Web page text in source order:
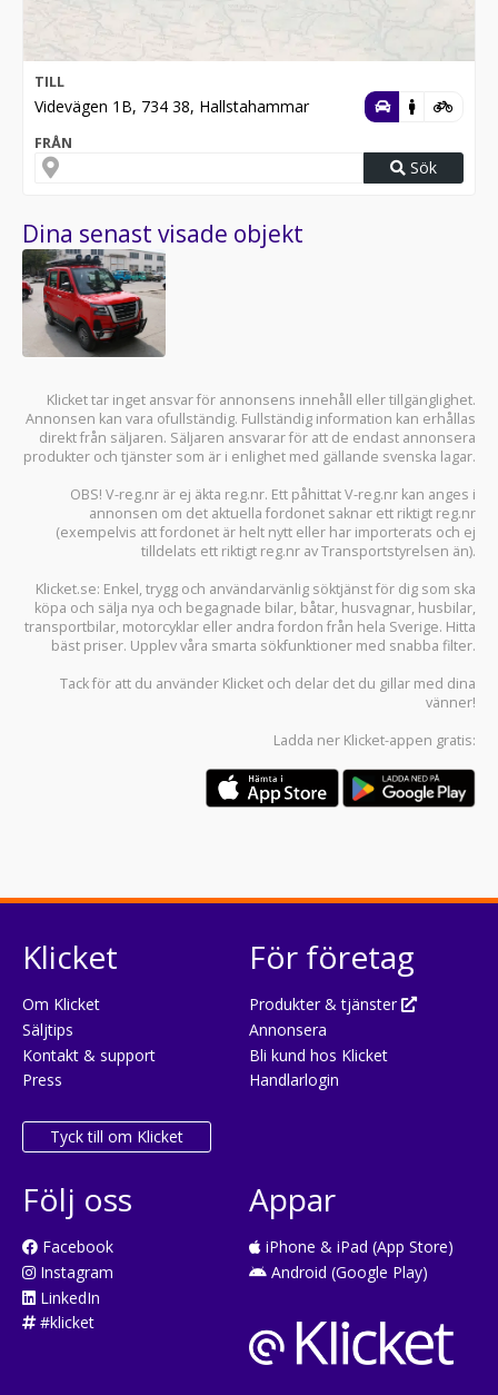
TILL
Videvägen 1B, 734 38, Hallstahammar
FRÅN
Sök
Dina senast visade objekt
Klicket tar inget ansvar för annonsens innehåll eller tillgänglighet.
Annonsen kan vara ofullständig. Fullständig information kan erhållas
direkt från säljaren. Säljaren ansvarar för att de endast annonsera
produkter och tjänster som är i enlighet med gällande svenska lagar.
OBS! V-reg.nr är ej äkta reg.nr. Ett påhittat V-reg.nr kan anges i
annonsen om det aktuella fordonet saknar ett riktigt reg.nr
(exempelvis att fordonet är helt nytt eller har importerats och ej
tilldelats ett riktigt reg.nr av Transportstyrelsen än).
Klicket.se: Enkel, trygg och användarvänlig söktjänst för dig som ska
köpa och sälja nya och begagnade bilar, båtar, husvagnar, husbilar,
transportbilar, motorcyklar eller andra fordon från hela Sverige. Hitta
bäst priser. Upplev våra smarta sökfunktioner med snabba filter.
Tack för att du använder Klicket och delar det du gillar med dina
vänner!
Ladda ner Klicket-appen gratis:
Klicket
Om Klicket
Säljtips
Kontakt & support
Press
Tyck till om Klicket
För företag
Produkter & tjänster
Annonsera
Bli kund hos Klicket
Handlarlogin
Följ oss
Facebook
Instagram
LinkedIn
#klicket
Appar
iPhone & iPad (App Store)
Android (Google Play)